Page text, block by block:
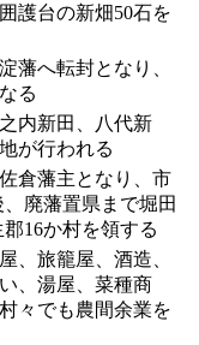
護台の新畑50石を
藩へ転封となり、
る
内新田、八代新
が行われる
倉藩主となり、市
廃藩置県まで堀田
16か村を領する
、旅籠屋、酒造、
、湯屋、菜種商
々でも農間余業を